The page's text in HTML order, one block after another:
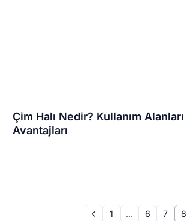
Çim Halı Nedir? Kullanım
Avantajları
1 … 6 7 8